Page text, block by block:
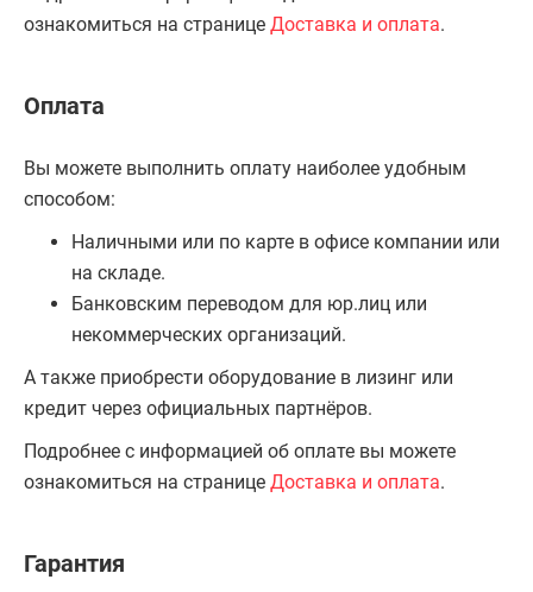
ознакомиться на странице Доставка и оплата.
Оплата
Вы можете выполнить оплату наиболее удобным
способом:
Наличными или по карте в офисе компании или
на складе.
Банковским переводом для юр.лиц или
некоммерческих организаций.
А также приобрести оборудование в лизинг или
кредит через официальных партнёров.
Подробнее с информацией об оплате вы можете
ознакомиться на странице Доставка и оплата.
Гарантия